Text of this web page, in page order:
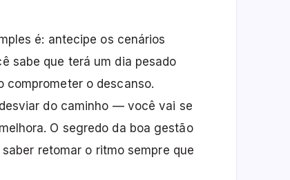
é: antecipe os cenários
sabe que terá um dia pesado
comprometer o descanso.
do caminho — você vai se
O segredo da boa gestão
retomar o ritmo sempre que